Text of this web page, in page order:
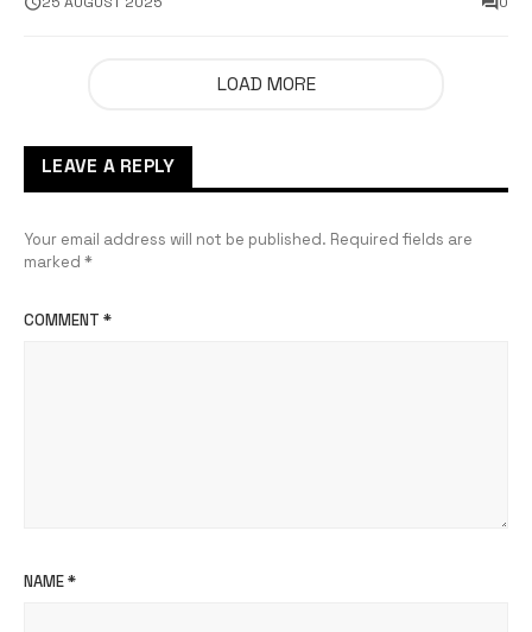
LOAD MORE
LEAVE A REPLY
Your email address will not be published. Required fields are
marked *
COMMENT *
NAME*